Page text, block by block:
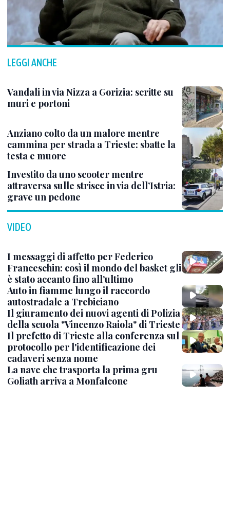
LEGGI ANCHE
Vandali in via Nizza a Gorizia: scritte su
muri e portoni
Anziano colto da un malore mentre
cammina per strada a Trieste: sbatte la
testa e muore
Investito da uno scooter mentre
attraversa sulle strisce in via dell’Istria:
grave un pedone
VIDEO
I messaggi di affetto per Federico
Franceschin: così il mondo del basket gli
è stato accanto fino all’ultimo
Auto in fiamme lungo il raccordo
autostradale a Trebiciano
Il giuramento dei nuovi agenti di Polizia
della scuola "Vincenzo Raiola" di Trieste
Il prefetto di Trieste alla conferenza sul
protocollo per l'identificazione dei
cadaveri senza nome
La nave che trasporta la prima gru
Goliath arriva a Monfalcone